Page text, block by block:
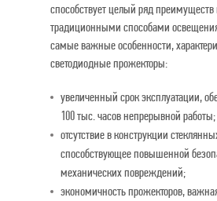
способствует целый ряд
традиционными способами
самые важные особенности,
светодиодные прожекторы:
увеличенный срок эксплуатации,
100 тыс. часов непрерывной работы;
отсутствие в конструкции
способствующее повышенной
механических повреждений;
экономичность прожекторов,